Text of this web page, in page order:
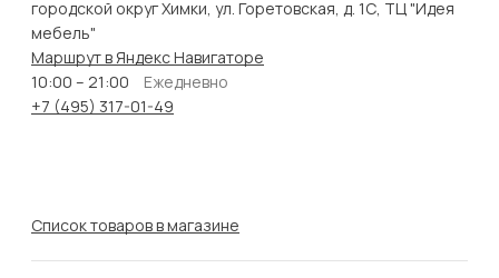
городской округ Химки, ул. Горетовская, д. 1С, ТЦ "Идея
мебель"
Маршрут в Яндекс Навигаторе
10:00 – 21:00
Ежедневно
+7 (495) 317-01-49
Список товаров в магазине